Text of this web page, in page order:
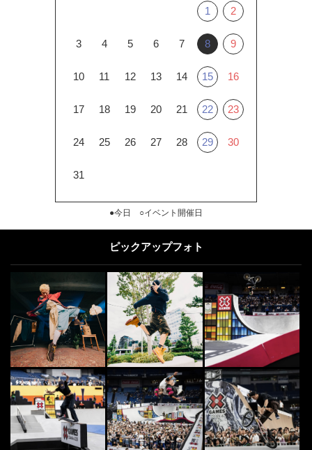
1 2
3 4 5 6 7 8 9
10 11 12 13 14 15 16
17 18 19 20 21 22 23
24 25 26 27 28 29 30
31
●今日 ○イベント開催日
ピックアップフォト